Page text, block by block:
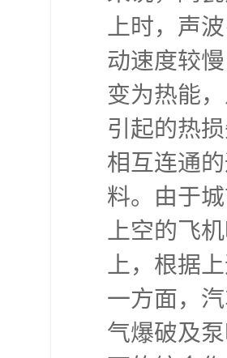
上时，声
动速度较
变为热能
引起的热
相互连通
料。由于
上空的飞
上，根据
一方面，
气爆破及